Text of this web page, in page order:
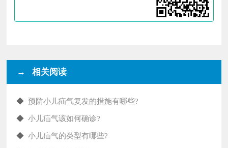
→ 相关阅读
◆预防小儿疝气复发的措施有哪些?
◆小儿疝气该如何确诊?
◆小儿疝气的类型有哪些?